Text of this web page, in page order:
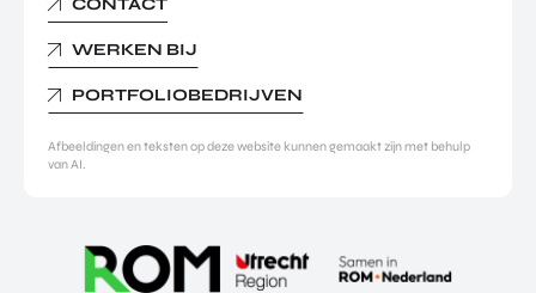
CONTACT
WERKEN BIJ
PORTFOLIOBEDRIJVEN
Afbeeldingen en teksten op deze website kunnen gemaakt zijn met behulp
van AI.